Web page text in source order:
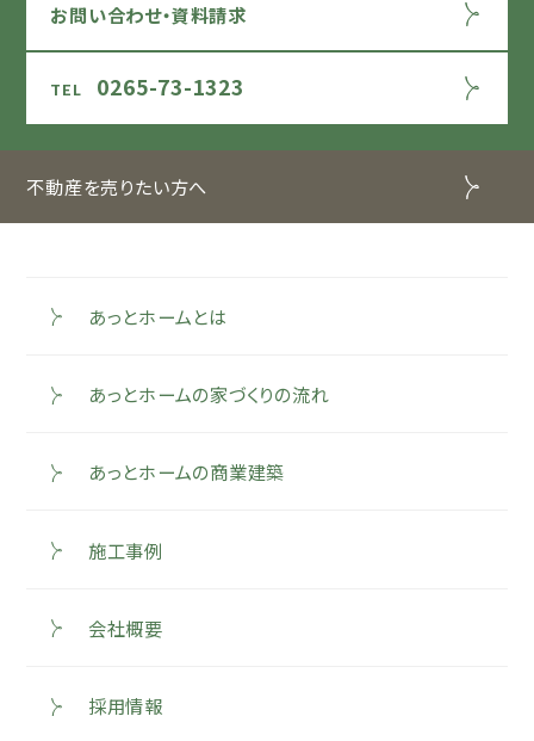
お問い合わせ・資料請求
0265-73-1323
不動産を売りたい方へ
あっとホームとは
あっとホームの家づくりの流れ
あっとホームの商業建築
施工事例
会社概要
採用情報